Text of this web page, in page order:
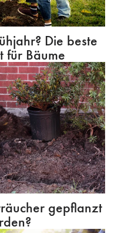
Die beste
für Bäume
gepflanzt